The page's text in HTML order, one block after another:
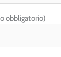
obbligatorio)